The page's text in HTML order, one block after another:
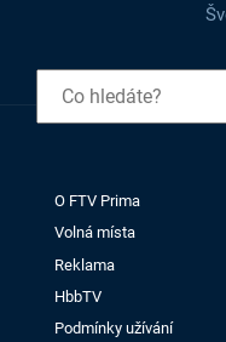
O FTV Prima
Volná místa
Reklama
HbbTV
Podmínky užívání